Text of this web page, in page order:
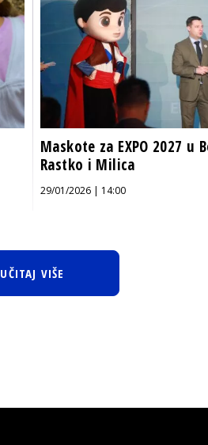
Maskote za EXPO 2027 u
Rastko i Milica
29/01/2026 | 14:00
UČITAJ VIŠE